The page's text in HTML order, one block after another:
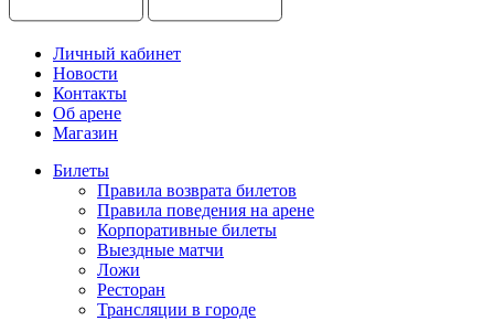
Личный кабинет
Новости
Контакты
Об арене
Магазин
Билеты
Правила возврата билетов
Правила поведения на арене
Корпоративные билеты
Выездные матчи
Ложи
Ресторан
Трансляции в городе